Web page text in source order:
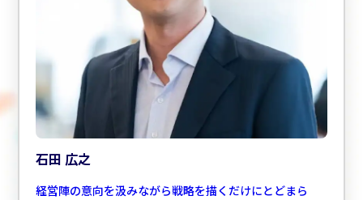
石田 広之
経営陣の意向を汲みながら戦略を描くだけにとどまら